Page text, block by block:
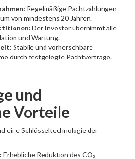
Regelmäßige Pachtzahlungen
von mindestens 20 Jahren.
Der Investor übernimmt alle
und Wartung.
Stabile und vorhersehbare
durch festgelegte Pachtverträge.
und
Vorteile
eine Schlüsseltechnologie der
Erhebliche Reduktion des CO₂-